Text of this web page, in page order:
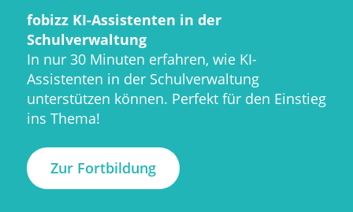
fobizz KI-Assistenten in der
Schulverwaltung
In nur 30 Minuten erfahren, wie KI-
Assistenten in der Schulverwaltung
unterstützen können. Perfekt für den Einstieg
ins Thema!
Zur Fortbildung